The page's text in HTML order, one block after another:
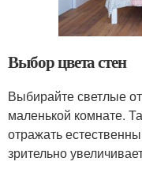
Выбор цвета стен
Выбирайте светлые
маленькой комнате.
отражать
зрительно